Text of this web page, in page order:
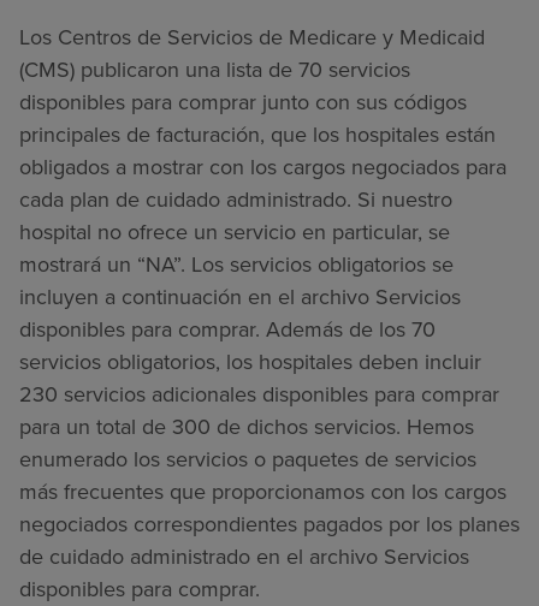
Los Centros de Servicios de Medicare y Medicaid
(CMS) publicaron una lista de 70 servicios
disponibles para comprar junto con sus códigos
principales de facturación, que los hospitales están
obligados a mostrar con los cargos negociados para
cada plan de cuidado administrado. Si nuestro
hospital no ofrece un servicio en particular, se
mostrará un “NA”. Los servicios obligatorios se
incluyen a continuación en el archivo Servicios
disponibles para comprar. Además de los 70
servicios obligatorios, los hospitales deben incluir
230 servicios adicionales disponibles para comprar
para un total de 300 de dichos servicios. Hemos
enumerado los servicios o paquetes de servicios
más frecuentes que proporcionamos con los cargos
negociados correspondientes pagados por los planes
de cuidado administrado en el archivo Servicios
disponibles para comprar.